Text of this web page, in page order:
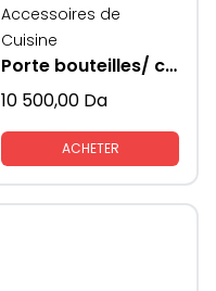
Accessoires de
Cuisine
Porte bouteilles/ conserves extractible
10 500,00 Da
ACHETER